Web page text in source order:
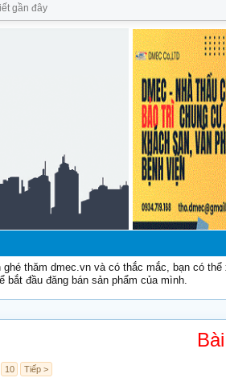
ghé thăm dmec.vn và có thắc mắc, bạn có
bắt đầu đăng bán sản phẩm của mình.
10 Tiếp >
gần đây